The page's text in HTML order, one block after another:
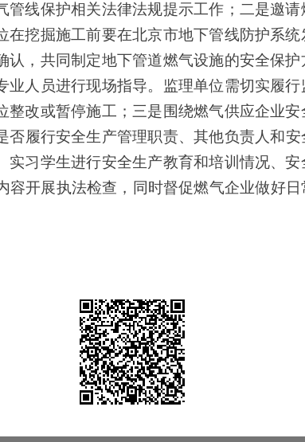
管线保护相关法律法规提示工作；二是邀请
在挖掘施工前要在北京市地下管线防护系
认，共同制定地下管道燃气设施的安全保
业人员进行现场指导。监理单位需切实履
整改或暂停施工；三是 围绕燃气供应企业
否履行安全生产管理职责、其他负责人和
习学生进行安全生产教育和培训情况、
容开展执法检查，同时督促燃气企业做好